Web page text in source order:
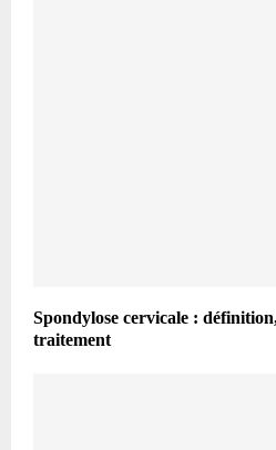
Spondylose cervicale :
traitement